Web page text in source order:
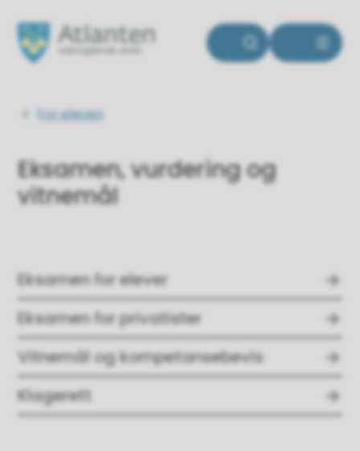
Atlanten videregående skole
Du er her:
For eleven
Eksamen, vurdering og
vitnemål
Eksamen for elever
Eksamen for privatister
Vitnemål og kompetansebevis
Klagerett